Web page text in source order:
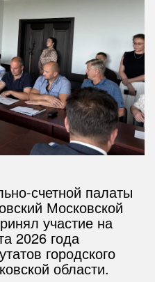
счетной палаты
Московской
участие на
2026 года
городского
области.